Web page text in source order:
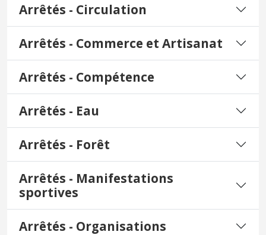
Arrêtés - Circulation
Arrêtés - Commerce et Artisanat
Arrêtés - Compétence
Arrêtés - Eau
Arrêtés - Forêt
Arrêtés - Manifestations
sportives
Arrêtés - Organisations